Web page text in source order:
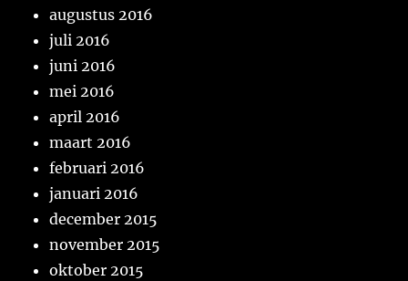
augustus 2016
juli 2016
juni 2016
mei 2016
april 2016
maart 2016
februari 2016
januari 2016
december 2015
november 2015
oktober 2015